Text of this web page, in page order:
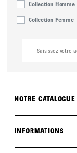
Collection Homme
Collection Femme
NOTRE CATALOGUE
La marque
INFORMATIONS